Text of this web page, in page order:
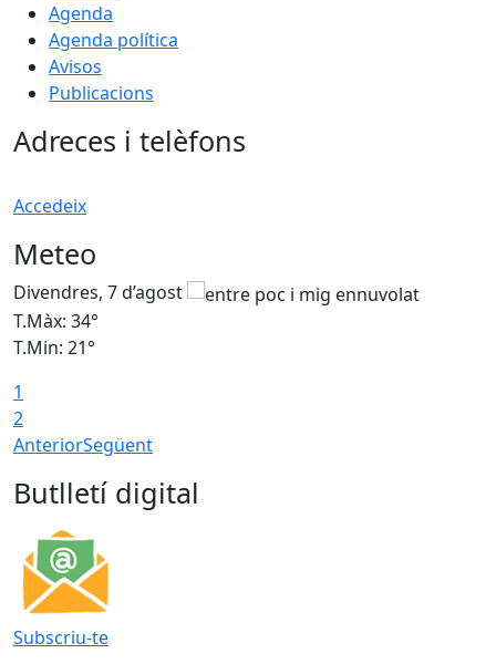
Agenda
Agenda política
Avisos
Publicacions
Adreces i telèfons
Accedeix
Meteo
Divendres, 7 d’agost
T.Màx: 34°
T.Min: 21°
1
2
AnteriorSegüent
Butlletí digital
Subscriu-te